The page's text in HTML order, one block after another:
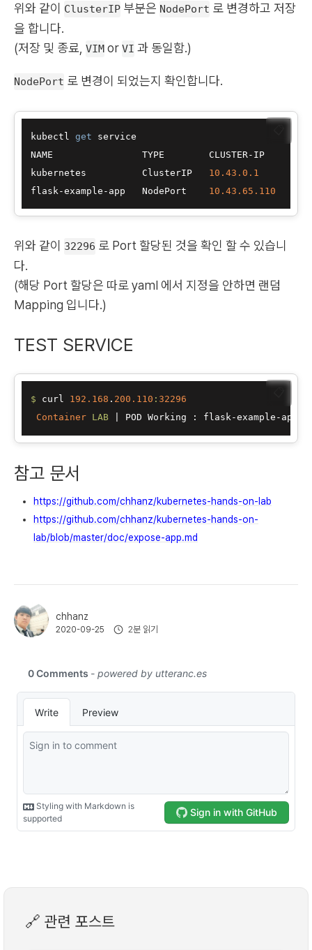
위와 같이 ClusterIP 부분은 NodePort 로 변경하고 저장
을 합니다.
(저장 및 종료, VIM or VI 과 동일함.)
NodePort 로 변경이 되었는지 확인합니다.
kubectl get service
NAME                TYPE        CLUSTER- IP
kubernetes          ClusterIP 10.43 .0 .1
flask -example - app   NodePort 10.43 .65 .110
위와 같이 32296 로 Port 할당된 것을 확인 할 수 있습니
다.
(해당 Port 할당은 따로 yaml 에서 지정을 안하면 랜덤
Mapping 입니다.)
TEST SERVICE
$ curl 192.168 . 200.110 : 32296
Container
LAB | POD Working : flask-example-app-
참고 문서
https://github.com/chhanz/kubernetes-hands-on-lab
https://github.com/chhanz/kubernetes-hands-on-
lab/blob/master/doc/expose-app.md
chhanz
2020-09-25 2분 읽기
🔗 관련 포스트